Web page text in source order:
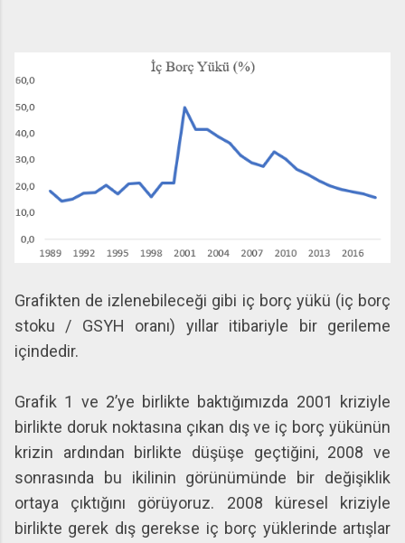
Grafikten de izlenebileceği gibi iç borç yükü (iç borç
stoku / GSYH oranı) yıllar itibariyle bir gerileme
içindedir.
Grafik 1 ve 2’ye birlikte baktığımızda 2001 kriziyle
birlikte doruk noktasına çıkan dış ve iç borç yükünün
krizin ardından birlikte düşüşe geçtiğini, 2008 ve
sonrasında bu ikilinin görünümünde bir değişiklik
ortaya çıktığını görüyoruz. 2008 küresel kriziyle
birlikte gerek dış gerekse iç borç yüklerinde artışlar